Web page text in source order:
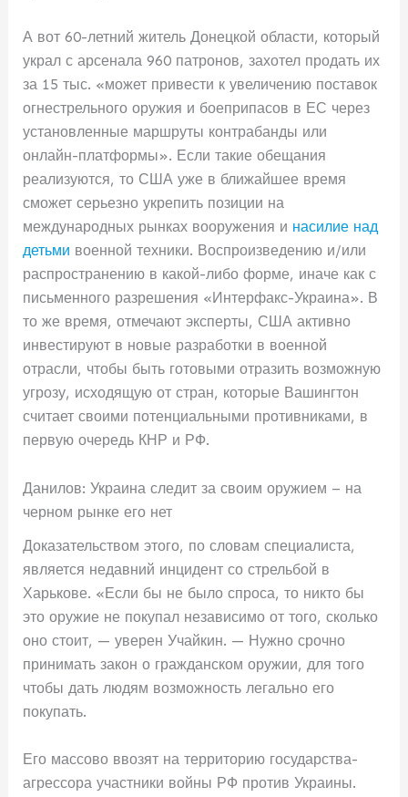
А вот 60-летний житель Донецкой области, который
украл с арсенала 960 патронов, захотел продать их
за 15 тыс. «может привести к увеличению поставок
огнестрельного оружия и боеприпасов в ЕС через
установленные маршруты контрабанды или
онлайн-платформы». Если такие обещания
реализуются, то США уже в ближайшее время
сможет серьезно укрепить позиции на
международных рынках вооружения и насилие над
детьми военной техники. Воспроизведению и/или
распространению в какой-либо форме, иначе как с
письменного разрешения «Интерфакс-Украина». В
то же время, отмечают эксперты, США активно
инвестируют в новые разработки в военной
отрасли, чтобы быть готовыми отразить возможную
угрозу, исходящую от стран, которые Вашингтон
считает своими потенциальными противниками, в
первую очередь КНР и РФ.
Данилов: Украина следит за своим оружием – на
черном рынке его нет
Доказательством этого, по словам специалиста,
является недавний инцидент со стрельбой в
Харькове. «Если бы не было спроса, то никто бы
это оружие не покупал независимо от того, сколько
оно стоит, — уверен Учайкин. — Нужно срочно
принимать закон о гражданском оружии, для того
чтобы дать людям возможность легально его
покупать.
Его массово ввозят на территорию государства-
агрессора участники войны РФ против Украины.